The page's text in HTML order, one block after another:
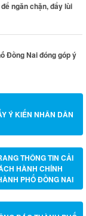
ngăn chặn, đẩy lùi
Đồng Nai đóng góp ý
Ý KIẾN NHÂN DÂN
THÔNG TIN CẢI
HÀNH CHÍNH
PHỐ ĐỒNG NAI